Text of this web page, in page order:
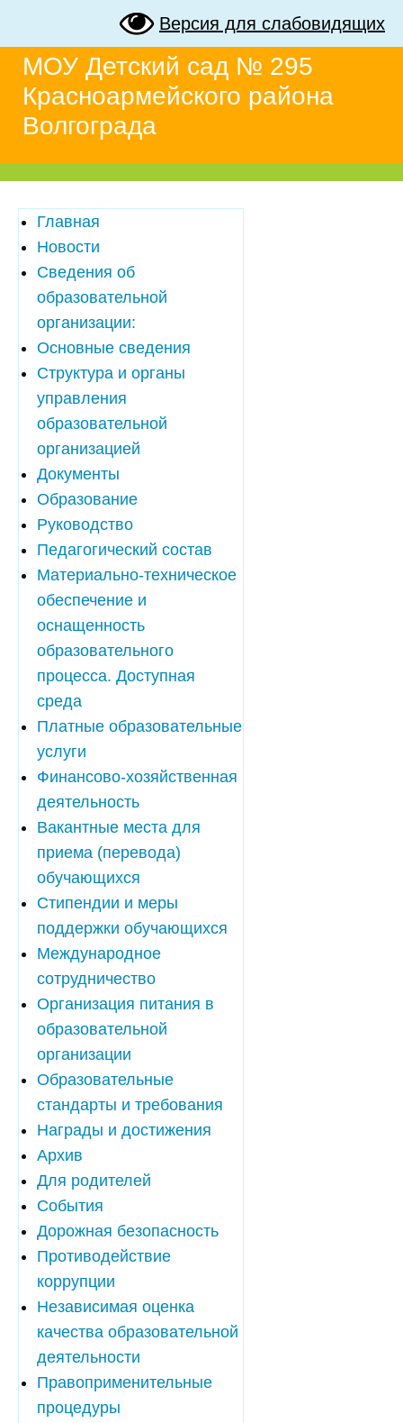
Версия для слабовидящих
МОУ Детский сад № 295
Красноармейского района
Волгограда
Главная
Новости
Сведения об
образовательной
организации:
Основные сведения
Структура и органы
управления
образовательной
организацией
Документы
Образование
Руководство
Педагогический состав
Материально-техническое
обеспечение и
оснащенность
образовательного
процесса. Доступная
среда
Платные образовательные
услуги
Финансово-хозяйственная
деятельность
Вакантные места для
приема (перевода)
обучающихся
Стипендии и меры
поддержки обучающихся
Международное
сотрудничество
Организация питания в
образовательной
организации
Образовательные
стандарты и требования
Награды и достижения
Архив
Для родителей
События
Дорожная безопасность
Противодействие
коррупции
Независимая оценка
качества образовательной
деятельности
Правоприменительные
процедуры